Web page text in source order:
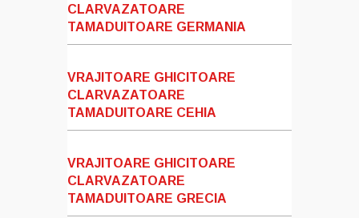
CLARVAZATOARE
TAMADUITOARE GERMANIA
VRAJITOARE GHICITOARE
CLARVAZATOARE
TAMADUITOARE CEHIA
VRAJITOARE GHICITOARE
CLARVAZATOARE
TAMADUITOARE GRECIA